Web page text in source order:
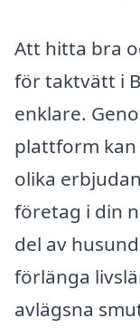
Att hitta bra
för taktvätt i
enklare.
plattform
olika
företag i din
del av
förlänga
avlägsna